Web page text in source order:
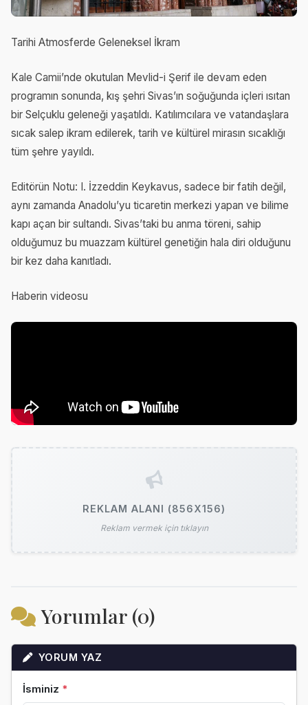
Tarihi Atmosferde Geleneksel İkram
Kale Camii’nde okutulan Mevlid-i Şerif ile devam eden
programın sonunda, kış şehri Sivas’ın soğuğunda içleri ısıtan
bir Selçuklu geleneği yaşatıldı. Katılımcılara ve vatandaşlara
sıcak salep ikram edilerek, tarih ve kültürel mirasın sıcaklığı
tüm şehre yayıldı.
Editörün Notu: I. İzzeddin Keykavus, sadece bir fatih değil,
aynı zamanda Anadolu’yu ticaretin merkezi yapan ve bilime
kapı açan bir sultandı. Sivas’taki bu anma töreni, sahip
olduğumuz bu muazzam kültürel genetiğin hala diri olduğunu
bir kez daha kanıtladı.
Haberin videosu
REKLAM ALANI (856X156)
Reklam vermek için tıklayın
Yorumlar (0)
YORUM YAZ
İsminiz *